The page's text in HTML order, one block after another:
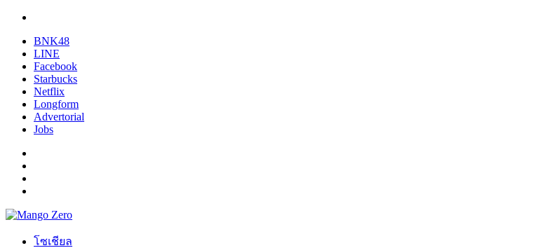
BNK48
LINE
Facebook
Starbucks
Netflix
Longform
Advertorial
Jobs
โซเชียล